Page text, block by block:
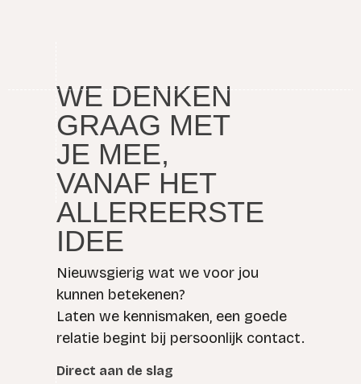
WE DENKEN
GRAAG MET
JE MEE,
VANAF HET
ALLEREERSTE
IDEE
Nieuwsgierig wat we voor jou
kunnen betekenen?
Laten we kennismaken, een goede
relatie begint bij persoonlijk contact.
Direct aan de slag